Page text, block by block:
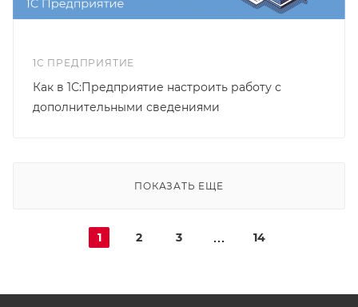
1С ПРЕДПРИЯТИЕ
Как в 1С:Предприятие настроить работу с
дополнительными сведениями
ПОКАЗАТЬ ЕЩЕ
1 2 3 14